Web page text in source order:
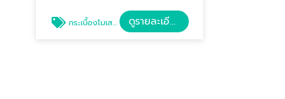
กระเบื้องโมเสค บุรีรัมย์ ดูรายละเอียด